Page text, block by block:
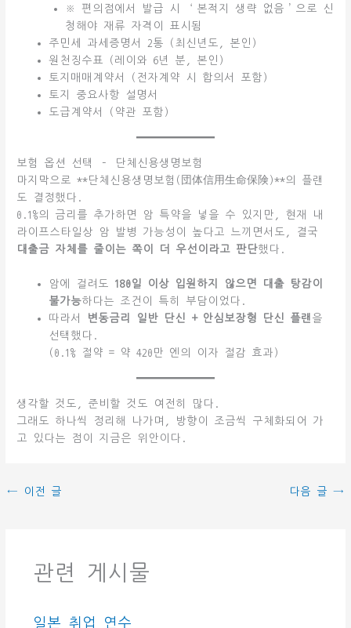
※ 편의점에서 발급 시 ‘본적지 생략 없음’으로 신
청해야 재류 자격이 표시됨
주민세 과세증명서 2통 (최신년도, 본인)
원천징수표 (레이와 6년 분, 본인)
토지매매계약서 (전자계약 시 합의서 포함)
토지 중요사항 설명서
도급계약서 (약관 포함)
보험 옵션 선택 – 단체신용생명보험
마지막으로 **단체신용생명보험(団体信用生命保険)**의 플랜
도 결정했다.
0.1%의 금리를 추가하면 암 특약을 넣을 수 있지만, 현재 내
라이프스타일상 암 발병 가능성이 높다고 느끼면서도, 결국
대출금 자체를 줄이는 쪽이 더 우선이라고 판단했다.
암에 걸려도 180일 이상 입원하지 않으면 대출 탕감이
불가능하다는 조건이 특히 부담이었다.
따라서
변동금리 일반 단신 + 안심보장형 단신 플랜 을
선택했다.
(0.1% 절약 = 약 420만 엔의 이자 절감 효과)
생각할 것도, 준비할 것도 여전히 많다.
그래도 하나씩 정리해 나가며, 방향이 조금씩 구체화되어 가
고 있다는 점이 지금은 위안이다.
← 이전 글 다음 글 →
관련 게시물
일본 취업 연수